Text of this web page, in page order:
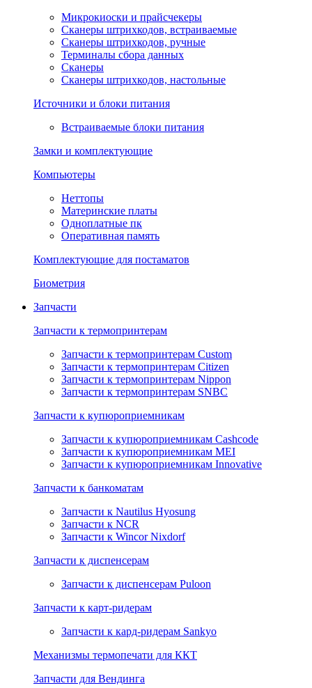
Микрокиоски и прайсчекеры
Сканеры штрихкодов, встраиваемые
Сканеры штрихкодов, ручные
Терминалы сбора данных
Сканеры
Сканеры штрихкодов, настольные
Источники и блоки питания
Встраиваемые блоки питания
Замки и комплектующие
Компьютеры
Неттопы
Материнские платы
Одноплатные пк
Оперативная память
Комплектующие для постаматов
Биометрия
Запчасти
Запчасти к термопринтерам
Запчасти к термопринтерам Custom
Запчасти к термопринтерам Citizen
Запчасти к термопринтерам Nippon
Запчасти к термопринтерам SNBC
Запчасти к купюроприемникам
Запчасти к купюроприемникам Cashcode
Запчасти к купюроприемникам MEI
Запчасти к купюроприемникам Innovative
Запчасти к банкоматам
Запчасти к Nautilus Hyosung
Запчасти к NCR
Запчасти к Wincor Nixdorf
Запчасти к диспенсерам
Запчасти к диспенсерам Puloon
Запчасти к карт-ридерам
Запчасти к кард-ридерам Sankyo
Механизмы термопечати для ККТ
Запчасти для Вендинга